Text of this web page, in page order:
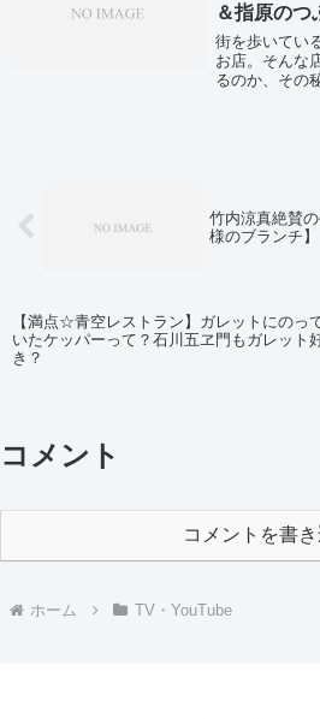
＆指原のつ
街を歩いてい
お店。そんな
るのか、その
竹内涼真絶賛
様のブランチ】
【満点☆青空レストラン】ガレットにのっ
いたケッパーって？石川五ヱ門もガレット
き？
コメント
コメントを書
ホーム TV・YouTube